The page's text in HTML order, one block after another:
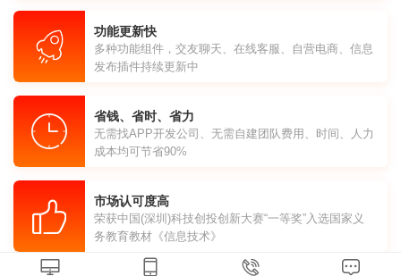
功能更新快
多种功能组件，交友聊天、在线客服、自营电商、信息
发布插件持续更新中
省钱、省时、省力
无需找APP开发公司、无需自建团队费用、时间、人力
成本均可节省90%
市场认可度高
荣获中国(深圳)科技创投创新大赛“一等奖”入选国家义
务教育教材《信息技术》